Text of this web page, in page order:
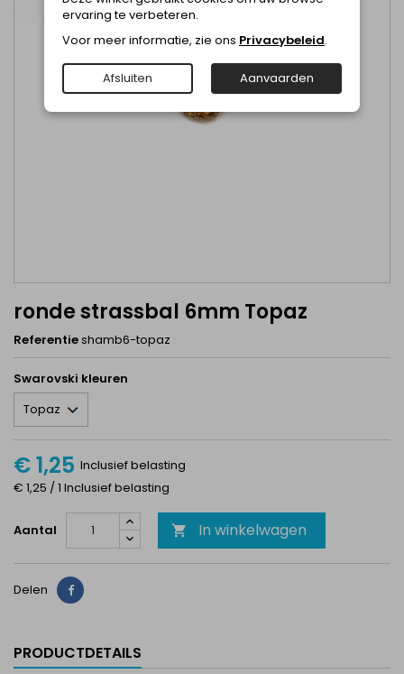
ronde strassbal 6mm Topaz
Referentieshamb6-topaz
Swarovski kleuren
€ 1,25 Inclusief belasting
€ 1,25 / 1 Inclusief belasting
Aantal  In winkelwagen
Delen Delen
PRODUCTDETAILS
ervaring te verbeteren.
Voor meer informatie, zie ons Privacybeleid.
Afsluiten Aanvaarden